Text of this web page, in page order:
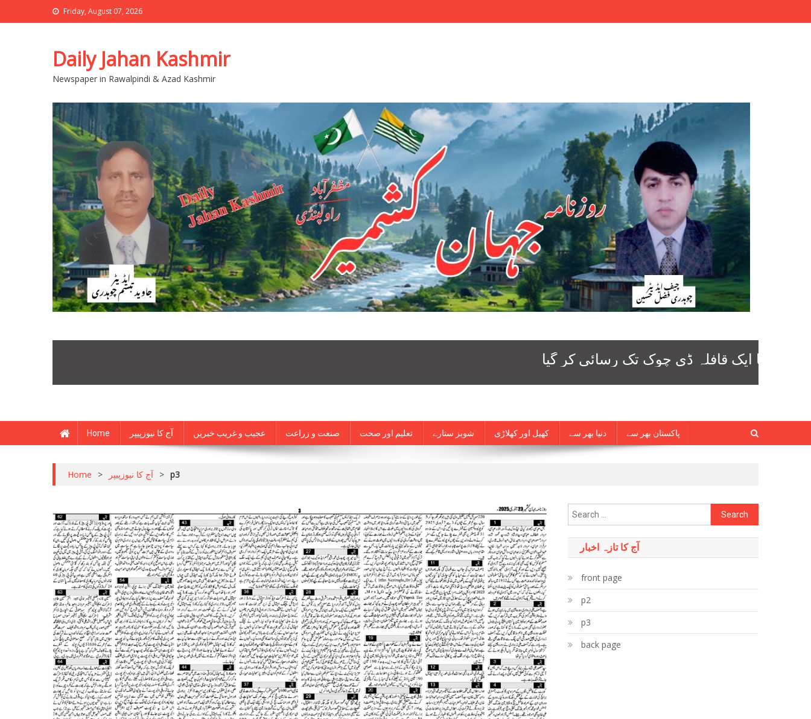
Friday, August 07, 2026
Daily Jahan Kashmir
Newspaper in Rawalpindi & Azad Kashmir
Home آج کا نیوزپیپر عجیب و غریب خبریں صنعت و زراعت تعلیم اور صحت شوبز ستارے کھیل اور کھلاڑی دنیا بھر سے پاکستان بھر سے
Home > آج کا نیوزپیپر > p3
Search
for:
آج کا تازہ اخبار
front page
p2
p3
back page